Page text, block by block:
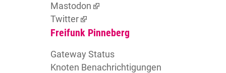
Mastodon
Twitter
Freifunk Pinneberg
Gateway Status
Knoten Benachrichtigungen